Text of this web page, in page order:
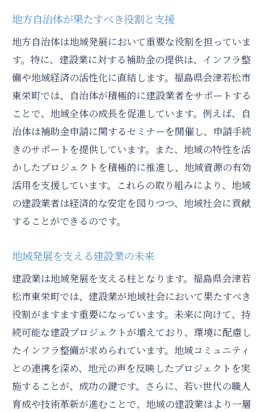
地方自治体が果たすべき役割と支援
地方自治体は地域発展において重要な役割を担っていま
す。特に、建設業に対する補助金の提供は、インフラ整
備や地域経済の活性化に直結します。福島県会津若松市
東栄町では、自治体が積極的に建設業者をサポートする
ことで、地域全体の成長を促進しています。例えば、自
治体は補助金申請に関するセミナーを開催し、申請手続
きのサポートを提供しています。また、地域の特性を活
かしたプロジェクトを積極的に推進し、地域資源の有効
活用を支援しています。これらの取り組みにより、地域
の建設業者は経済的な安定を図りつつ、地域社会に貢献
することができるのです。
地域発展を支える建設業の未来
建設業は地域発展を支える柱となります。福島県会津若
松市東栄町では、建設業が地域社会において果たすべき
役割がますます重要になっています。未来に向けて、持
続可能な建設プロジェクトが増えており、環境に配慮し
たインフラ整備が求められています。地域コミュニティ
との連携を深め、地元の声を反映したプロジェクトを実
施することが、成功の鍵です。さらに、若い世代の職人
育成や技術革新が進むことで、地域の建設業はより一層